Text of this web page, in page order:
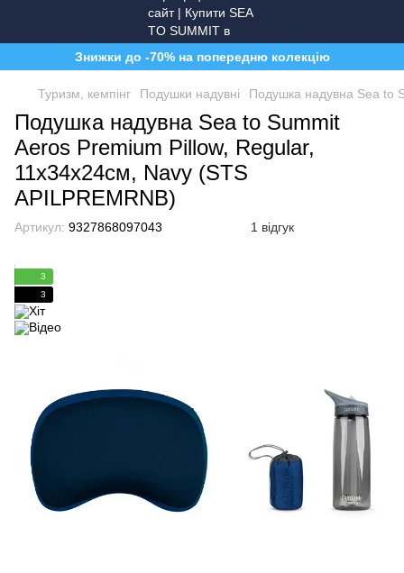
Знижки до -70% на попередню колекцію
Туризм, кемпінг Подушки надувні Подушка надувна Sea to
Подушка надувна Sea to Summit
Aeros Premium Pillow, Regular,
11х34х24см, Navy (STS
APILPREMRNB)
Артикул: 9327868097043 1 відгук
3
3